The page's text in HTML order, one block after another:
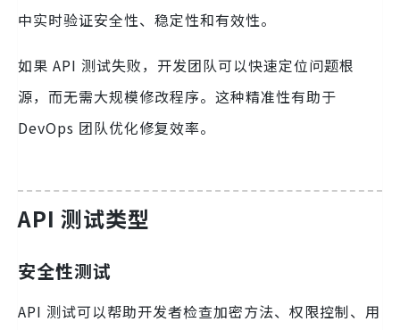
中实时验证安全性、稳定性和有效性。
如果 API 测试失败，开发团队可以快速定位问题根
源，而无需大规模修改程序。这种精准性有助于
DevOps 团队优化修复效率。
API 测试类型
安全性测试
API 测试可以帮助开发者检查加密方法、权限控制、用